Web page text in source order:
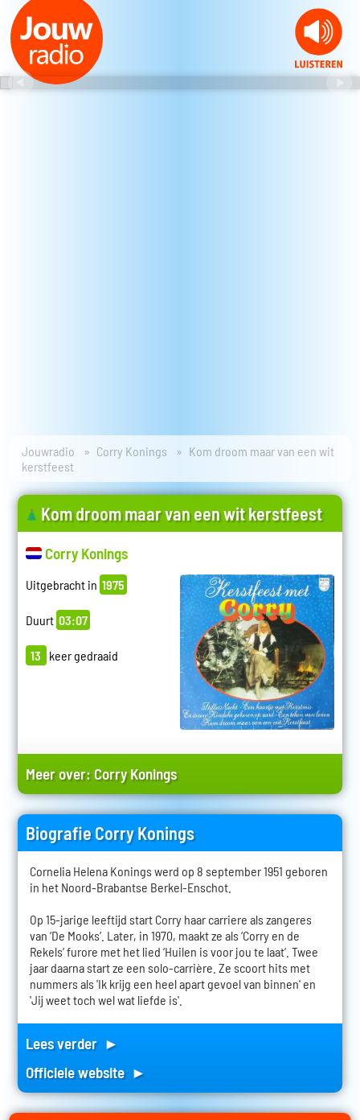
Jouwradio Corry Konings
Kom droom maar van een wit
kerstfeest
Kom droom maar van een wit kerstfeest
Corry Konings
Uitgebracht in 1975
Duurt 03:07
13 keer gedraaid
Meer over: Corry Konings
Biografie Corry Konings
Cornelia Helena Konings werd op 8 september 1951 geboren
in het Noord-Brabantse Berkel-Enschot.
Op 15-jarige leeftijd start Corry haar carriere als zangeres
van ‘De Mooks’. Later, in 1970, maakt ze als ‘Corry en de
Rekels’ furore met het lied ‘Huilen is voor jou te laat’. Twee
jaar daarna start ze een solo-carrière. Ze scoort hits met
nummers als 'Ik krijg een heel apart gevoel van binnen' en
'Jij weet toch wel wat liefde is'.
Lees verder ►
Officiele website ►